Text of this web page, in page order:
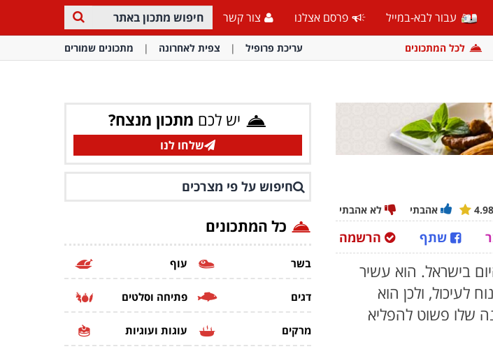
עבור לבא-במייל פרסם אצלנו צור קשר
לכל המתכונים עריכת פרופיל צפית לאחרונה מתכונים שמורים
אהבתי לא אהבתי 4.98
הרשמה שתף
בישראל. הוא עשיר
לעיכול, ולכן הוא
שלו פשוט להפליא
יש לכם מתכון מנצח?
שלחו לנו
חיפוש על פי מצרכים
כל המתכונים
בשר עוף
דגים פתיחה וסלטים
מרקים עוגות ועוגיות